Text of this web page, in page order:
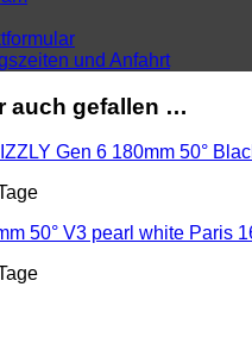
und Anfahrt
auch gefallen …
Paris